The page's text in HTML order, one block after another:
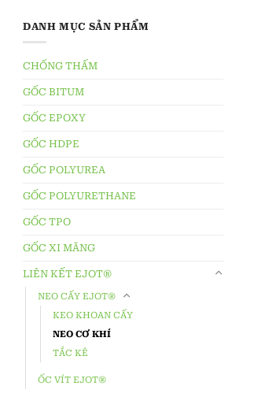
DANH MỤC SẢN PHẨM
CHỐNG THẤM
GỐC BITUM
GỐC EPOXY
GỐC HDPE
GỐC POLYUREA
GỐC POLYURETHANE
GỐC TPO
GỐC XI MĂNG
LIÊN KẾT EJOT®
NEO CẤY EJOT®
KEO KHOAN CẤY
NEO CƠ KHÍ
TẮC KÊ
ỐC VÍT EJOT®